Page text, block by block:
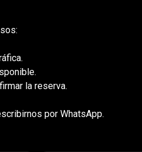
la reserva.
por WhatsApp.